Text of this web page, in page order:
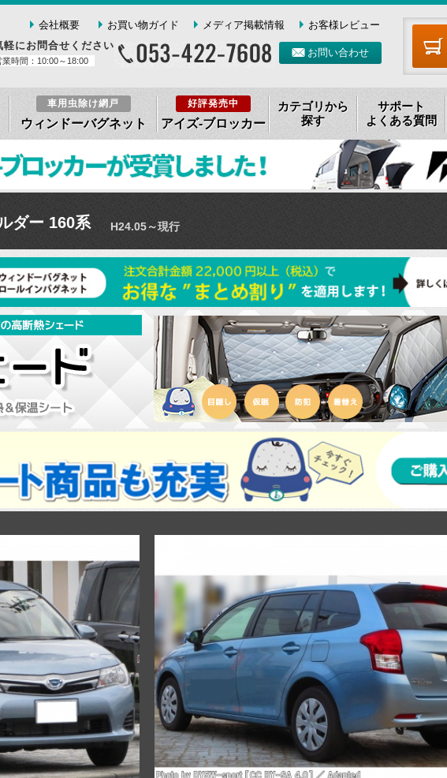
会社概要 お買い物ガイド メディア掲載情報
お客様レビュー
軽にお問合せください
業時間：10:00～18:00
お問い合わせ
車用虫除け網戸
ウィンドーバグネット
好評発売中
アイズ-ブロッカー
カテゴリから
探す
サポート
よくある質問
ダー 160系 H24.05～現行